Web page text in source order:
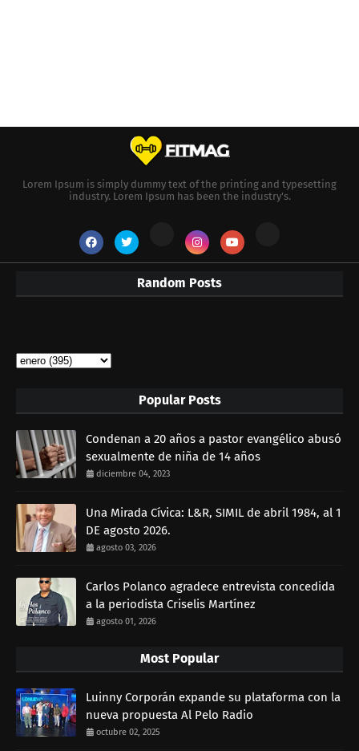
Lorem Ipsum is simply dummy text of the printing and typesetting
industry. Lorem Ipsum has been the industry's.
Random Posts
Popular Posts
Condenan a 20 años a pastor evangélico abusó
sexualmente de niña de 14 años
diciembre 04, 2023
Una Mirada Cívica: L&R, SIMIL de abril 1984, al 1
DE agosto 2026.
agosto 03, 2026
Carlos Polanco agradece entrevista concedida
a la periodista Criselis Martínez
agosto 01, 2026
Most Popular
Luinny Corporán expande su plataforma con la
nueva propuesta Al Pelo Radio
octubre 02, 2025